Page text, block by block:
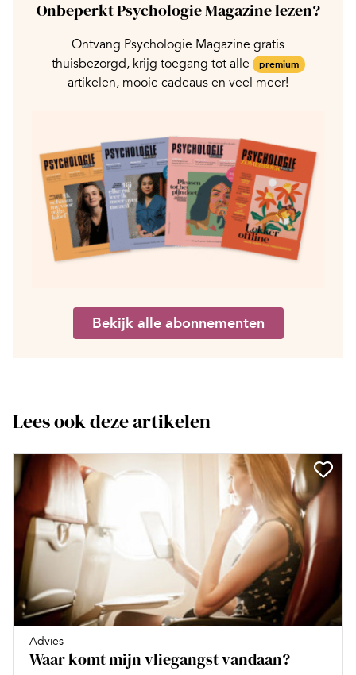
Onbeperkt Psychologie Magazine lezen?
Ontvang Psychologie Magazine gratis
thuisbezorgd, krijg toegang tot alle
premium
artikelen, mooie cadeaus en veel meer!
Bekijk alle abonnementen
Lees ook deze artikelen
Advies
Waar komt mijn vliegangst vandaan?